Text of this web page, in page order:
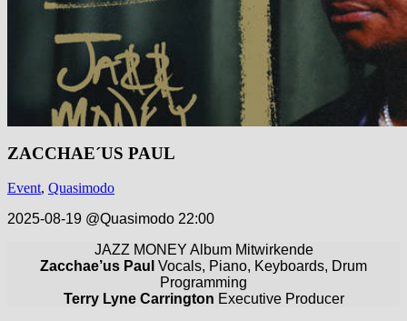
ZACCHAE´US PAUL
Event, Quasimodo
2025-08-19 @Quasimodo 22:00
JAZZ MONEY Album Mitwirkende
Zacchae’us Paul Vocals, Piano, Keyboards, Drum
Programming
Terry Lyne Carrington Executive Producer